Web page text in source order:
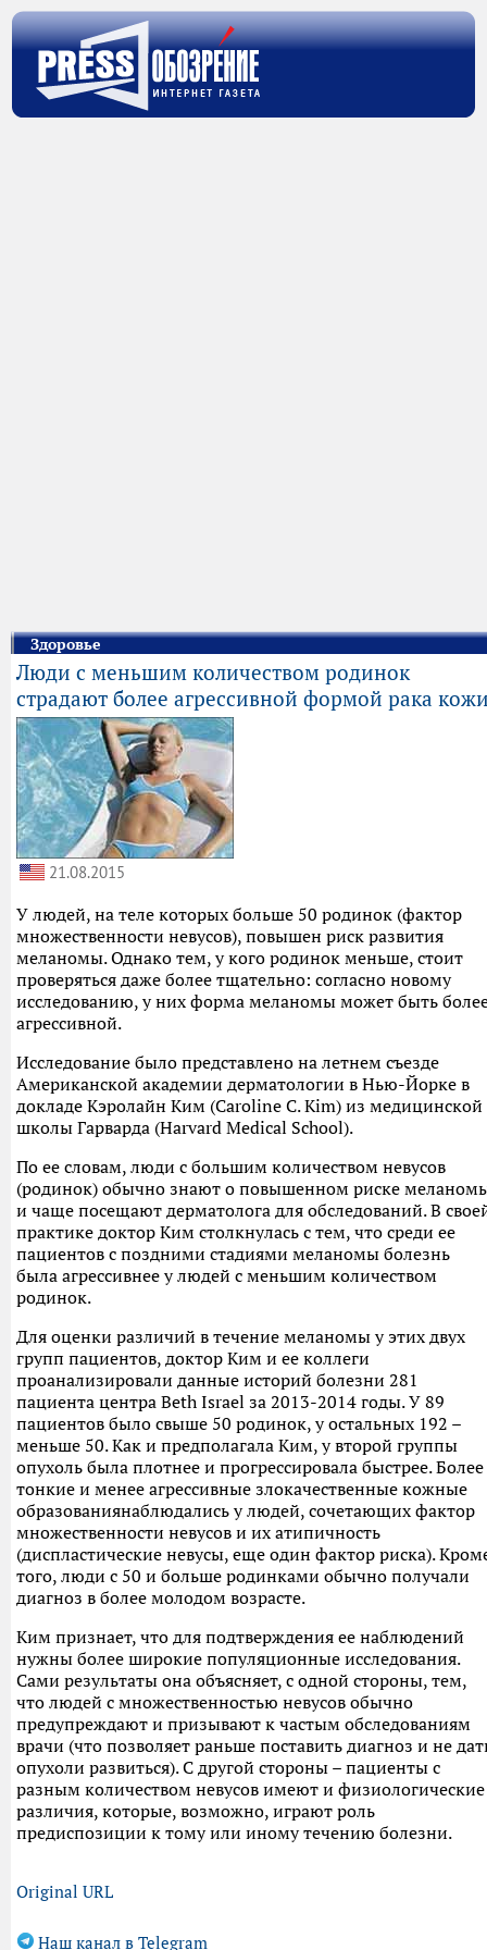
Здоровье
Люди с меньшим количеством родинок
страдают более агрессивной формой рака
21.08.2015
У людей, на теле которых больше 50 родинок (фактор
множественности невусов), повышен риск развития
меланомы. Однако тем, у кого родинок меньше, стоит
проверяться даже более тщательно: согласно новому
исследованию, у них форма меланомы может быть
агрессивной.
Исследование было представлено на летнем съезде
Американской академии дерматологии в Нью-Йорке в
докладе Кэролайн Ким (Caroline C. Kim) из медицинской
школы Гарварда (Harvard Medical School).
По ее словам, люди с большим количеством невусов
(родинок) обычно знают о повышенном риске
и чаще посещают дерматолога для обследований. В
практике доктор Ким столкнулась с тем, что среди ее
пациентов с поздними стадиями меланомы болезнь
была агрессивнее у людей с меньшим количеством
родинок.
Для оценки различий в течение меланомы у этих двух
групп пациентов, доктор Ким и ее коллеги
проанализировали данные историй болезни 281
пациента центра Beth Israel за 2013-2014 годы. У 89
пациентов было свыше 50 родинок, у остальных 192 –
меньше 50. Как и предполагала Ким, у второй группы
опухоль была плотнее и прогрессировала быстрее. Более
тонкие и менее агрессивные злокачественные кожные
образованиянаблюдались у людей, сочетающих фактор
множественности невусов и их атипичность
(диспластические невусы, еще один фактор риска).
того, люди с 50 и больше родинками обычно получали
диагноз в более молодом возрасте.
Ким признает, что для подтверждения ее наблюдений
нужны более широкие популяционные исследования.
Сами результаты она объясняет, с одной стороны, тем,
что людей с множественностью невусов обычно
предупреждают и призывают к частым обследованиям
врачи (что позволяет раньше поставить диагноз и не
опухоли развиться). С другой стороны – пациенты с
разным количеством невусов имеют и физиологические
различия, которые, возможно, играют роль
предиспозиции к тому или иному течению болезни.
Original URL
Наш канал в Telegram